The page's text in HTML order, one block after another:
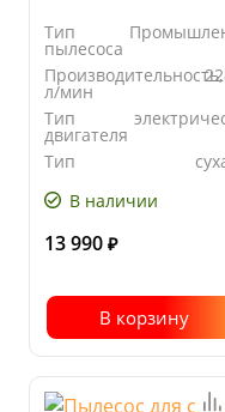
Тип
пылесоса
Производительность,
л/мин
Тип
двигателя
Тип
В наличии
13 990 ₽
В корзину